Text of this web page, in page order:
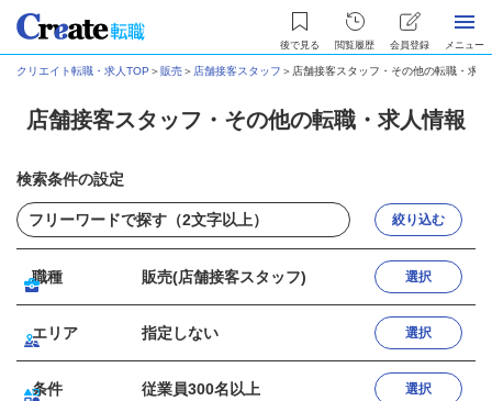
後で見る 閲覧履歴 会員登録 メニュー
クリエイト転職・求人TOP ＞ 販売＞ 店舗接客スタッフ ＞ 店舗接客スタッフ・その他の転職・求人
店舗接客スタッフ・その他の転職・求人情報
検索条件の設定
絞り込む
職種 販売(店舗接客スタッフ) 選択
エリア 指定しない 選択
条件 従業員300名以上 選択